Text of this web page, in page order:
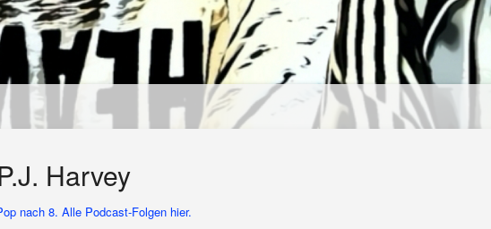
Harvey
nach 8. Alle Podcast-Folgen hier.